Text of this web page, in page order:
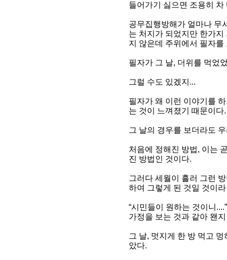
들어가기 싫으면 조용히 차
공무집행방해가 얼마나 무
는 처지가 되었지만 한가
지 않은데 주위에서 필자
필자가 그 날, 더위를 먹었
그럴 수도 있겠지...
필자가 왜 이런 이야기를
는 것이 느껴졌기 때문이다.
그 날의 경우를 보더라도
처음에 정해진 방법, 이는
진 방법인 것이다.
그러다 세월이 흘러 그런
하여 그렇게 된 것일 것이
“시민들이 원하는 것이니
가정을 보는 것과 같아 왠
그 날, 멋지게 한 방 먹고
았다.